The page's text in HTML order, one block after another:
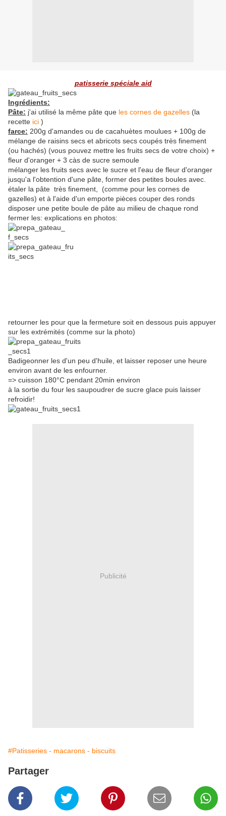
patisserie spéciale aid
Ingrédients:
Pâte: j'ai utilisé la même pâte que les cornes de gazelles (la
recette ici )
farce: 200g d'amandes ou de cacahuètes moulues + 100g de
mélange de raisins secs et abricots secs coupés très finement
(ou hachés) (vous pouvez mettre les fruits secs de votre choix) +
fleur d'oranger + 3 càs de sucre semoule
mélanger les fruits secs avec le sucre et l'eau de fleur d'oranger
jusqu'a l'obtention d'une pâte, former des petites boules avec.
étaler la pâte très finement, (comme pour les cornes de
gazelles) et à l'aide d'un emporte pièces couper des ronds
disposer une petite boule de pâte au milieu de chaque rond
fermer les: explications en photos:
retourner les pour que la fermeture soit en dessous puis appuyer
sur les extrémités (comme sur la photo)
Badigeonner les d'un peu d'huile, et laisser reposer une heure
environ avant de les enfourner.
=> cuisson 180°C pendant 20min environ
à la sortie du four les saupoudrer de sucre glace puis laisser
refroidir!
Publicité
#Patisseries - macarons - biscuits
Partager